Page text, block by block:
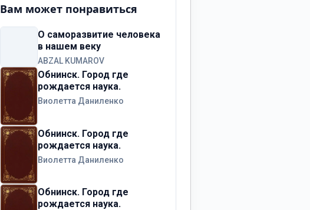
Вам может понравиться
О саморазвитие человека
в нашем веку
ABZAL KUMAROV
Обнинск. Город где
рождается наука.
Виолетта Даниленко
Обнинск. Город где
рождается наука.
Виолетта Даниленко
Обнинск. Город где
рождается наука.